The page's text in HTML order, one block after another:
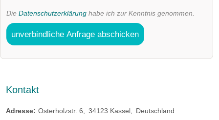
Die Datenschutzerklärung habe ich zur Kenntnis genommen.
unverbindliche Anfrage abschicken
Kontakt
Adresse: Osterholzstr. 6 34123 Kassel
Deutschland